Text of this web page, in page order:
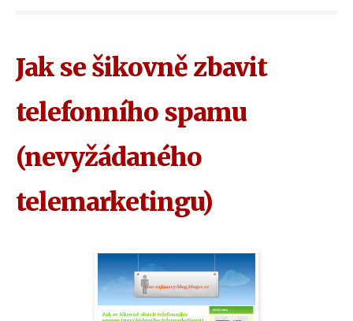
Jak se šikovně zbavit
telefonního spamu
(nevyžádaného
telemarketingu)